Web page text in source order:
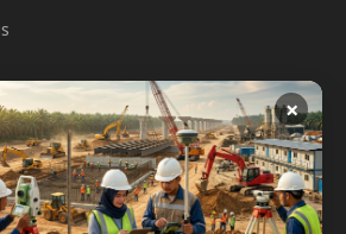
×
Hubungi Kami
Perumahan Mutiara Gading 1 Jl.
Daya, Makassar